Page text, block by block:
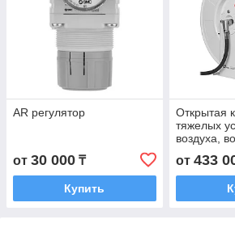
AR регулятор
от 30 000 ₸
Купить
Открытая
тяжелых
воздуха,
давление,
от 433